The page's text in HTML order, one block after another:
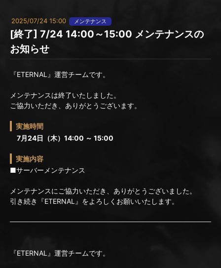
2025/07/24 15:00 メンテナンス
[終了] 7/24 14:00～15:00 メンテナンスの
お知らせ
『ETERNAL』運営チームです。
メンテナンスは終了いたしました。
ご協力いただき、ありがとうございます。
実施時間
7月24日（木）14:00 ～ 15:00
実施内容
■サーバーメンテナンス
メンテナンスにご協力いただき、ありがとうございました。
引き続き『ETERNAL』をよろしくお願いいたします。
『ETERNAL』運営チームです。